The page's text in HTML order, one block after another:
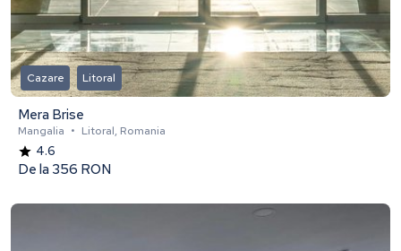
Cazare Litoral
Mera Brise
Mangalia • Litoral, Romania
4.6
De la 356 RON